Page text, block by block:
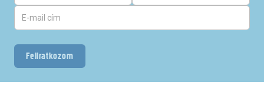
Feliratkozom